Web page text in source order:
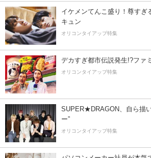
イケメンてんこ盛り！尊すぎ
キュン
オリコンタイアップ特集
デカすぎ都市伝説発生!?ファ
オリコンタイアップ特集
SUPER★DRAGON、自ら描
ー”
オリコンタイアップ特集